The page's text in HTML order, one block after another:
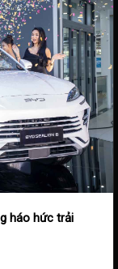
háo hức trải